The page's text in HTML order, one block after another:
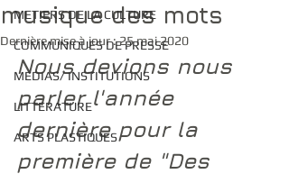
METIERS DE LA CULTURE
COMMUNIQUES DE PRESSE
MEDIAS/ INSTITUTIONS
LITTERATURE
ARTS PLASTIQUES
musique des mots
Dernière mise à jour :25 mai 2020
Nous devions nous
parler l'année
dernière pour la
première de "Des